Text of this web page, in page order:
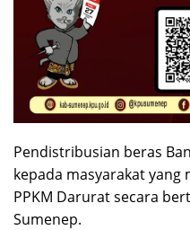
Pendistribusian beras
kepada masyarakat
PPKM Darurat secara
Sumenep.